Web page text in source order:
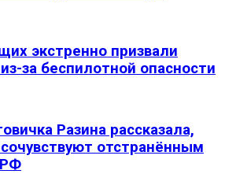
экстренно призвали
за беспилотной опасности
Разина рассказала,
отстранённым
РФ